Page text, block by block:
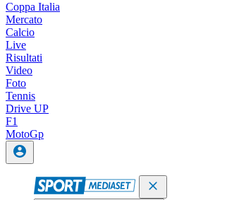
Coppa Italia
Mercato
Calcio
Live
Risultati
Video
Foto
Tennis
Drive UP
F1
MotoGp